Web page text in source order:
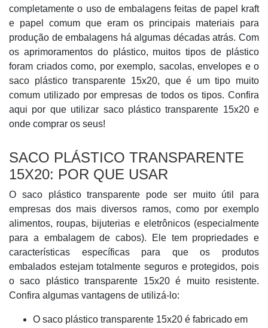
completamente o uso de embalagens feitas de papel kraft
e papel comum que eram os principais materiais para
produção de embalagens há algumas décadas atrás. Com
os aprimoramentos do plástico, muitos tipos de plástico
foram criados como, por exemplo, sacolas, envelopes e o
saco plástico transparente 15x20, que é um tipo muito
comum utilizado por empresas de todos os tipos. Confira
aqui por que utilizar saco plástico transparente 15x20 e
onde comprar os seus!
SACO PLÁSTICO TRANSPARENTE
15X20: POR QUE USAR
O saco plástico transparente pode ser muito útil para
empresas dos mais diversos ramos, como por exemplo
alimentos, roupas, bijuterias e eletrônicos (especialmente
para a embalagem de cabos). Ele tem propriedades e
características específicas para que os produtos
embalados estejam totalmente seguros e protegidos, pois
o saco plástico transparente 15x20 é muito resistente.
Confira algumas vantagens de utilizá-lo:
O saco plástico transparente 15x20 é fabricado em